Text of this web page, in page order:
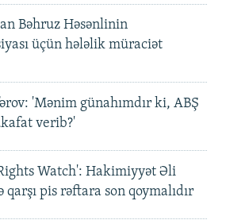
Bəhruz Həsənlinin
üçün hələlik müraciət
'Mənim günahımdır ki, ABŞ
verib?'
Watch': Hakimiyyət Əli
pis rəftara son qoymalıdır